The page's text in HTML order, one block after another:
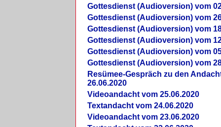
Gottesdienst (Audioversion) vom
Gottesdienst (Audioversion) vom
Gottesdienst (Audioversion) vom
Gottesdienst (Audioversion) vom
Gottesdienst (Audioversion) vom
Gottesdienst (Audioversion) vom
Re­sü­mee-Gespräch zu den
26.06.2020
Videoandacht vom 25.06.2020
Textandacht vom 24.06.2020
Videoandacht vom 23.06.2020